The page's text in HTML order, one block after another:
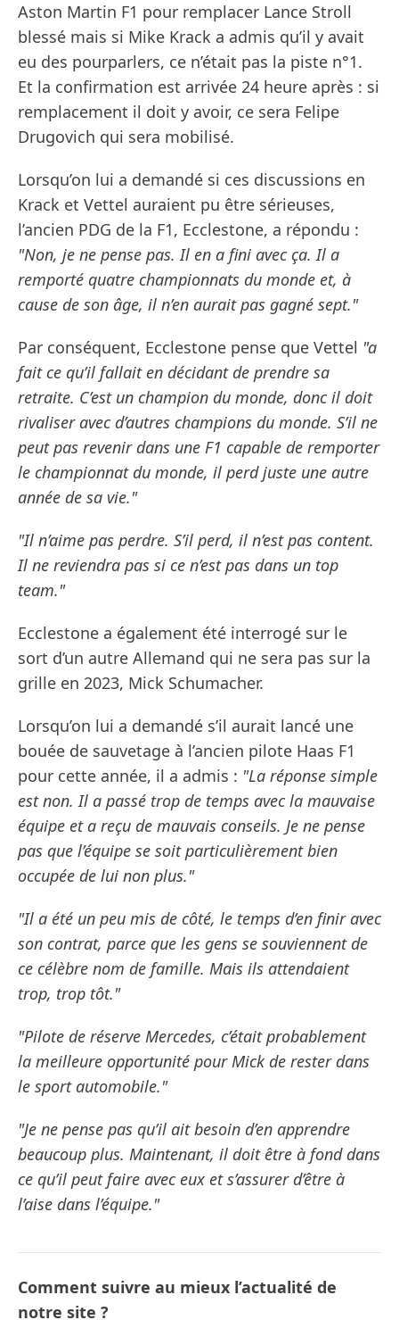
Aston Martin F1 pour remplacer Lance Stroll
blessé mais si Mike Krack a admis qu’il y avait
eu des pourparlers, ce n’était pas la piste n°1.
Et la confirmation est arrivée 24 heure après : si
remplacement il doit y avoir, ce sera Felipe
Drugovich qui sera mobilisé.
Lorsqu’on lui a demandé si ces discussions en
Krack et Vettel auraient pu être sérieuses,
l’ancien PDG de la F1, Ecclestone, a répondu :
"Non, je ne pense pas. Il en a fini avec ça. Il a
remporté quatre championnats du monde et, à
cause de son âge, il n’en aurait pas gagné sept."
Par conséquent, Ecclestone pense que Vettel "a
fait ce qu’il fallait en décidant de prendre sa
retraite. C’est un champion du monde, donc il doit
rivaliser avec d’autres champions du monde. S’il ne
peut pas revenir dans une F1 capable de remporter
le championnat du monde, il perd juste une autre
année de sa vie."
"Il n’aime pas perdre. S’il perd, il n’est pas content.
Il ne reviendra pas si ce n’est pas dans un top
team."
Ecclestone a également été interrogé sur le
sort d’un autre Allemand qui ne sera pas sur la
grille en 2023, Mick Schumacher.
Lorsqu’on lui a demandé s’il aurait lancé une
bouée de sauvetage à l’ancien pilote Haas F1
pour cette année, il a admis : "La réponse simple
est non. Il a passé trop de temps avec la mauvaise
équipe et a reçu de mauvais conseils. Je ne pense
pas que l’équipe se soit particulièrement bien
occupée de lui non plus."
"Il a été un peu mis de côté, le temps d’en finir avec
son contrat, parce que les gens se souviennent de
ce célèbre nom de famille. Mais ils attendaient
trop, trop tôt."
"Pilote de réserve Mercedes, c’était probablement
la meilleure opportunité pour Mick de rester dans
le sport automobile."
"Je ne pense pas qu’il ait besoin d’en apprendre
beaucoup plus. Maintenant, il doit être à fond dans
ce qu’il peut faire avec eux et s’assurer d’être à
l’aise dans l’équipe."
Comment suivre au mieux l’actualité de
notre site ?